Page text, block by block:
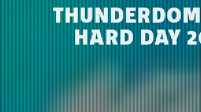
HARD DAY